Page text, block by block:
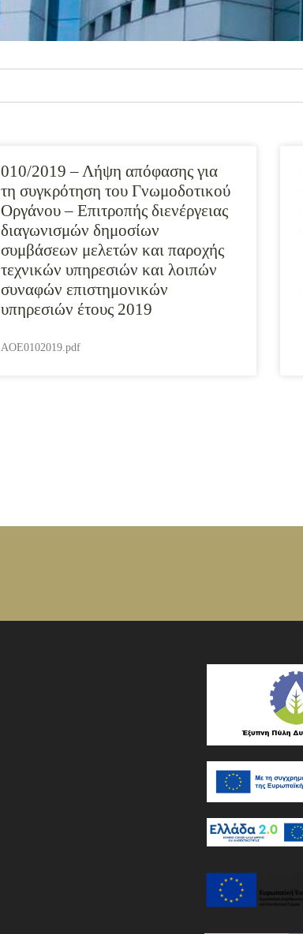
010/2019 – Λήψη απόφασης για
τη συγκρότηση του Γνωμοδοτικού
Οργάνου – Επιτροπής διενέργειας
διαγωνισμών δημοσίων
συμβάσεων μελετών και παροχής
τεχνικών υπηρεσιών και λοιπών
συναφών επιστημονικών
υπηρεσιών έτους 2019
AOE0102019.pdf